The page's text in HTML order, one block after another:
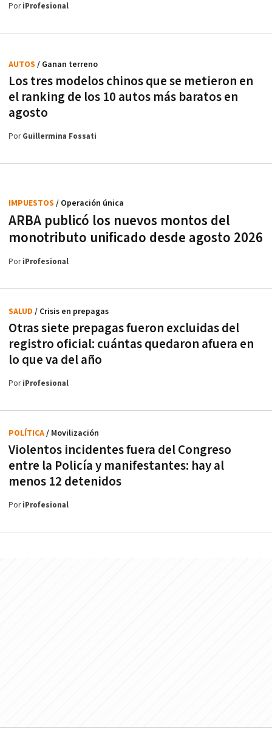
PoriProfesional
Los tres modelos chinos que se metieron en
el ranking de los 10 autos más baratos en
agosto
AUTOS / Ganan terreno
PorGuillermina Fossati
ARBA publicó los nuevos montos del
monotributo unificado desde agosto 2026
IMPUESTOS / Operación única
PoriProfesional
Otras siete prepagas fueron excluidas del
registro oficial: cuántas quedaron afuera en
lo que va del año
SALUD / Crisis en prepagas
PoriProfesional
Violentos incidentes fuera del Congreso
entre la Policía y manifestantes: hay al
menos 12 detenidos
POLÍTICA/ Movilización
PoriProfesional